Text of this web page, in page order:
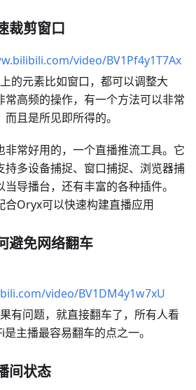
裁剪窗口
video/BV1Pf4y1T7Ax
的元素比如窗口，都可以调整大
常高频的操作，有一个方法可以非常
且是所见即所得的。
非常好用的，一个直播推流工具。它
持多设备捕捉、窗口捕捉、浏览器捕
导播台，还有丰富的各种插件。
合Oryx可以快速构建直播应用
避免网络翻车
video/BV1DM4y1w7xU
有问题，就直接翻车了，所有人看
主播最容易翻车的点之一。
间状态